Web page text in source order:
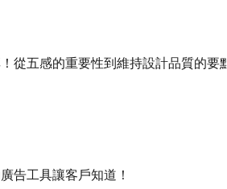
從五感的重要性到維持設計品質的要
告工具讓客戶知道！